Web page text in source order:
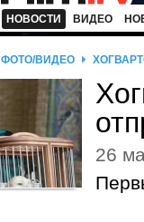
НОВОСТИ ВИДЕО
ФОТО/ВИДЕО
26